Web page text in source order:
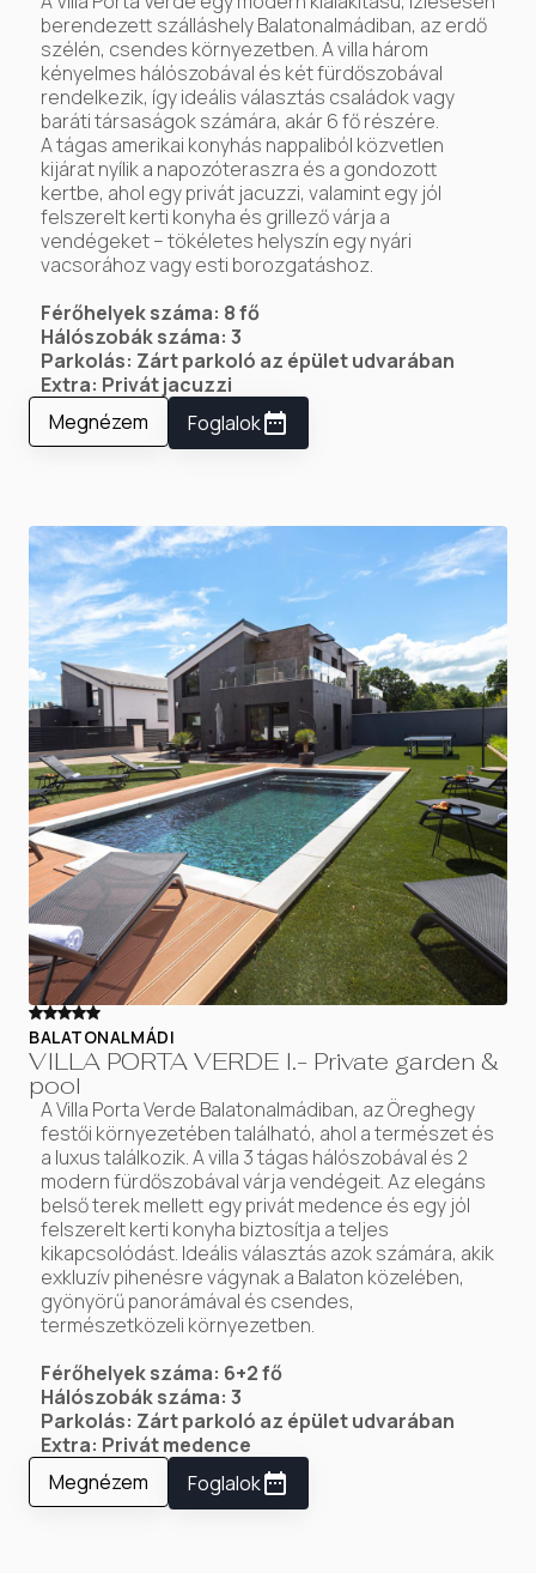
berendezett szálláshely Balatonalmádiban, az erdő
szélén, csendes környezetben. A villa három
kényelmes hálószobával és két fürdőszobával
rendelkezik, így ideális választás családok vagy
baráti társaságok számára, akár 6 fő részére.
A tágas amerikai konyhás nappaliból közvetlen
kijárat nyílik a napozóteraszra és a gondozott
kertbe, ahol egy privát jacuzzi, valamint egy jól
felszerelt kerti konyha és grillező várja a
vendégeket – tökéletes helyszín egy nyári
vacsorához vagy esti borozgatáshoz.
Férőhelyek száma: 8 fő
Hálószobák száma: 3
Parkolás: Zárt parkoló az épület udvarában
Extra: Privát jacuzzi
Megnézem
Foglalok
BALATONALMÁDI
VILLA PORTA VERDE I.- Private garden &
pool
A Villa Porta Verde Balatonalmádiban, az Öreghegy
festői környezetében található, ahol a természet és
a luxus találkozik. A villa 3 tágas hálószobával és 2
modern fürdőszobával várja vendégeit. Az elegáns
belső terek mellett egy privát medence és egy jól
felszerelt kerti konyha biztosítja a teljes
kikapcsolódást. Ideális választás azok számára, akik
exkluzív pihenésre vágynak a Balaton közelében,
gyönyörű panorámával és csendes,
természetközeli környezetben.
Férőhelyek száma: 6+2 fő
Hálószobák száma: 3
Parkolás: Zárt parkoló az épület udvarában
Extra: Privát medence
Megnézem
Foglalok